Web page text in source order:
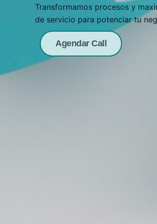
Transformamos procesos y
de servicio para potenciar tu
Agendar Call